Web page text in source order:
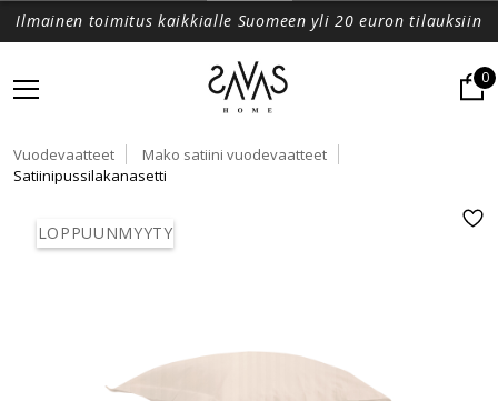
Ilmainen toimitus kaikkialle Suomeen yli 20 euron tilauksiin
0
Vuodevaatteet
Mako satiini vuodevaatteet
Satiinipussilakanasetti
LOPPUUNMYYTY